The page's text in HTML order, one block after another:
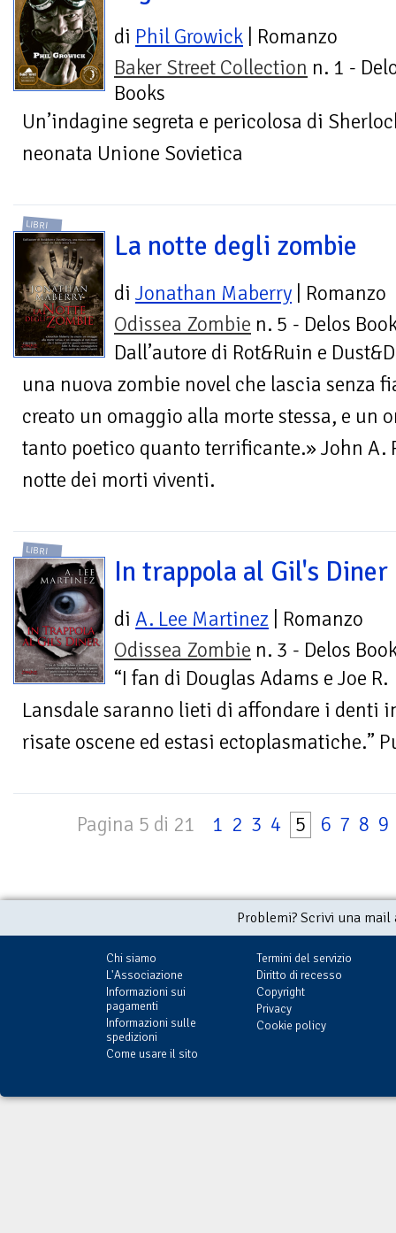
di Phil Growick | Romanzo
Baker Street Collection n. 1 -
Books
Un’indagine segreta e pericolosa di
neonata Unione Sovietica
LIBRI
La notte degli zombie
di Jonathan Maberry | Romanzo
Odissea Zombie n. 5 - Delos
Dall’autore di Rot&Ruin e
una nuova zombie novel che lascia senza
creato un omaggio alla morte stessa, e un
tanto poetico quanto terrificante.» John A.
notte dei morti viventi.
LIBRI
In trappola al Gil's Diner
di A. Lee Martinez | Romanzo
Odissea Zombie n. 3 - Delos
“I fan di Douglas Adams e Joe R.
Lansdale saranno lieti di affondare i denti
risate oscene ed estasi ectoplasmatiche.”
Pagina 5 di 21 1 2 3 4 5 6 7 8 9
Problemi? Scrivi una
Chi siamo
L'Associazione
Informazioni sui
pagamenti
Informazioni sulle
spedizioni
Come usare il sito
Termini del servizio
Diritto di recesso
Copyright
Privacy
Cookie policy